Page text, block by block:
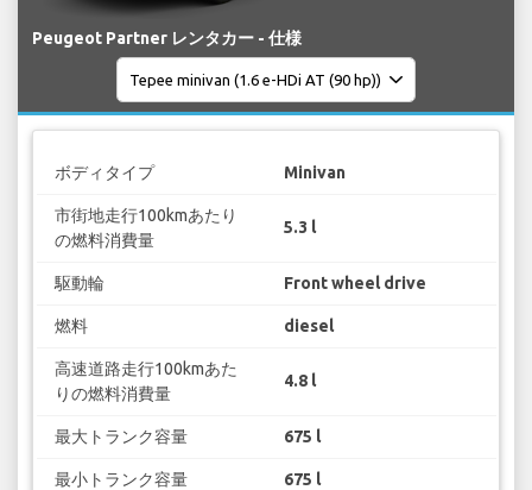
Peugeot Partner レンタカー - 仕様
ボディタイプ Minivan
市街地走行100kmあたり
の燃料消費量
5.3 l
駆動輪 Front wheel drive
燃料 diesel
高速道路走行100kmあた
りの燃料消費量
4.8 l
最大トランク容量 675 l
最小トランク容量 675 l